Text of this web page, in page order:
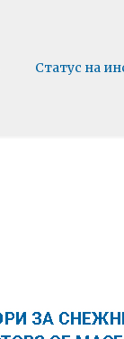
Статус на